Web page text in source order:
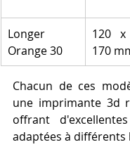
Longer
Orange 30
120
170
Chacun de ces
une imprimante 3d
offrant
adaptées à différents